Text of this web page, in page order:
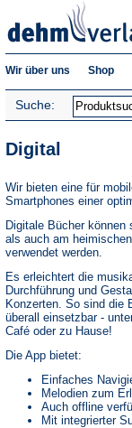
Wir über uns Shop
Suche:
Digital
Wir bieten eine für
Smartphones einer
Digitale Bücher können
als auch am
verwendet werden.
Es erleichtert die
Durchführung und
Konzerten. So sind die
überall einsetzbar -
Café oder zu Hause!
Die App bietet:
Einfaches
Melodien zum
Auch offline
Mit integrierter